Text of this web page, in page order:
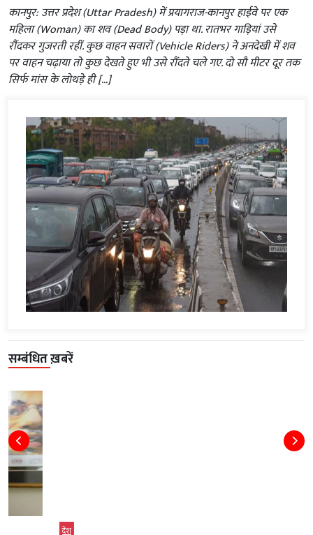
कानपुर: उत्तर प्रदेश (Uttar Pradesh) में प्रयागराज-कानपुर हाईवे पर एक
महिला (Woman) का शव (Dead Body) पड़ा था. रातभर गाड़ियां उसे
रौंदकर गुजरती रहीं. कुछ वाहन सवारों (Vehicle Riders) ने अनदेखी में शव
पर वाहन चढ़ाया तो कुछ देखते हुए भी उसे रौंदते चले गए. दो सौ मीटर दूर तक
सिर्फ मांस के लोथड़े ही […]
सम्बंधित ख़बरें